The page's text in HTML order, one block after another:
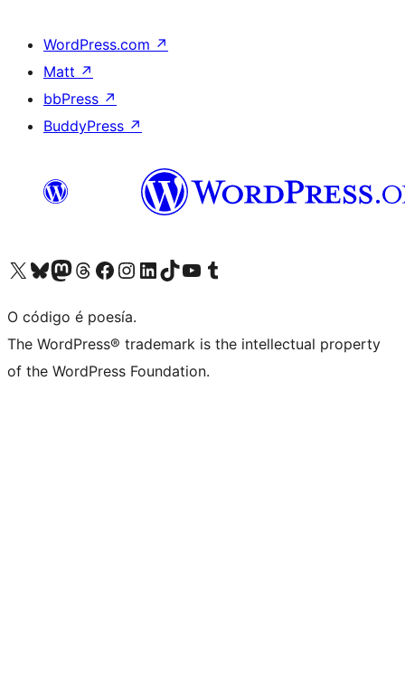
WordPress.com ↗
Matt ↗
bbPress ↗
BuddyPress ↗
Visita la cuenta de X (anteriormente Twitter)
Visita a nosa conta de Bluesky
Visita a nosa conta de Mastodon
Visita a nosa conta de Threads
Visita a nosa páxina de Facebook
Visita a nosa conta de Instagram
Visita a nosa conta de LinkedIn
Visita a nosa conta de TikTok
Visita a nosa canle de YouTube
Visita a nosa conta de Tumblr
O código é poesía.
The WordPress® trademark is the intellectual property
of the WordPress Foundation.